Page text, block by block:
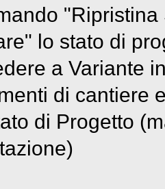
lo stato di
a Variante
di cantiere
di Progetto